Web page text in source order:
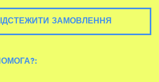
ЗАМОВЛЕННЯ